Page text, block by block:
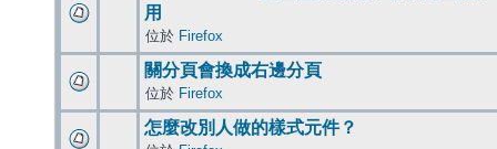
用
位於 Firefox
關分頁會換成右邊分頁
位於 Firefox
怎麼改別人做的樣式元件？